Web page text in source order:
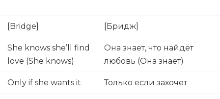
[Bridge] [Бридж]
She knows she’ll find
love (She knows)
Она знает, что найдёт
любовь (Она знает)
Only if she wants it Только если захочет